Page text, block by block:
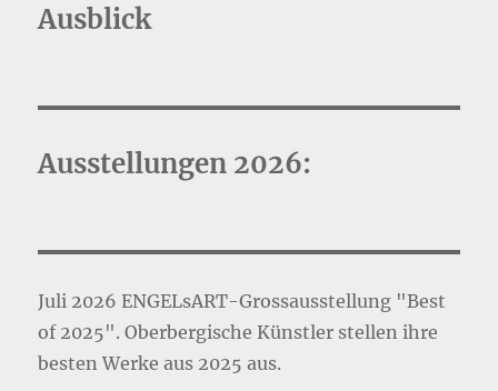
Ausblick
Ausstellungen 2026:
Juli 2026 ENGELsART-Grossausstellung "Best
of 2025". Oberbergische Künstler stellen ihre
besten Werke aus 2025 aus.